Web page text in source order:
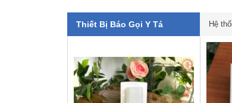
Thiết Bị Báo Gọi Y Tá Hệ